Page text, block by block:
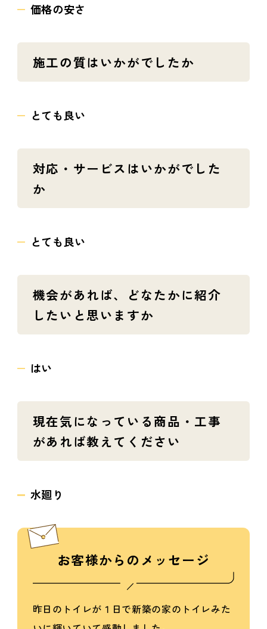
価格の安さ
施工の質はいかがでしたか
とても良い
対応・サービスはいかがでした
か
とても良い
機会があれば、どなたかに紹介
したいと思いますか
はい
現在気になっている商品・工事
があれば教えてください
水廻り
お客様からのメッセージ
昨日のトイレが１日で新築の家のトイレみた